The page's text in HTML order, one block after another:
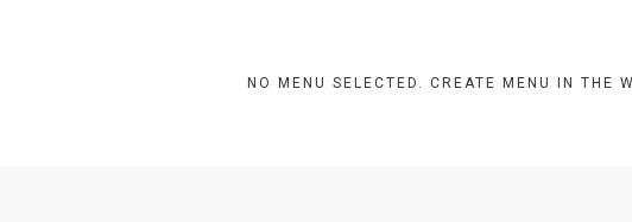
NO MENU SELECTED. CREATE MENU IN THE